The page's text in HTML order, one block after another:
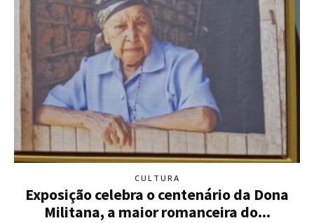
CULTURA
Exposição celebra o centenário da Dona
Militana, a maior romanceira do...